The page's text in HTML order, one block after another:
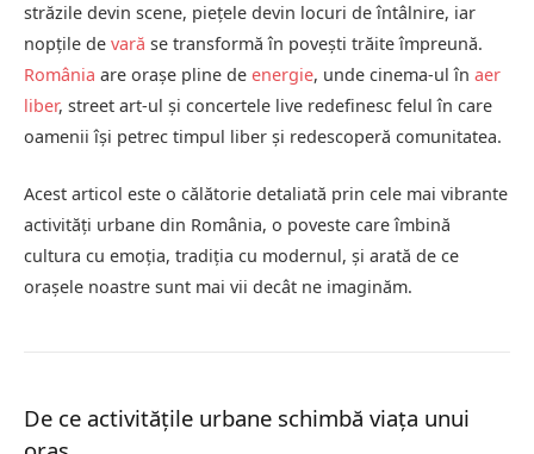
străzile devin scene, piețele devin locuri de întâlnire, iar
nopțile de vară se transformă în povești trăite împreună.
România are orașe pline de energie, unde cinema-ul în aer
liber, street art-ul și concertele live redefinesc felul în care
oamenii își petrec timpul liber și redescoperă comunitatea.
Acest articol este o călătorie detaliată prin cele mai vibrante
activități urbane din România, o poveste care îmbină
cultura cu emoția, tradiția cu modernul, și arată de ce
orașele noastre sunt mai vii decât ne imaginăm.
De ce activitățile urbane schimbă viața unui